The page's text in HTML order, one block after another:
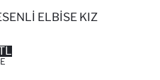
ELBISE KIZ